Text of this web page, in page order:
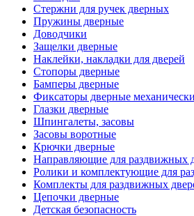
Стержни для ручек дверных
Пружины дверные
Доводчики
Защелки дверные
Наклейки, накладки для дверей
Стопоры дверные
Бамперы дверные
Фиксаторы дверные
Глазки дверные
Шпингалеты, засовы
Засовы воротные
Крючки дверные
Направляющие для раздвижных
Ролики и комплектующие для
Комплекты для раздвижных
Цепочки дверные
Детская безопасность